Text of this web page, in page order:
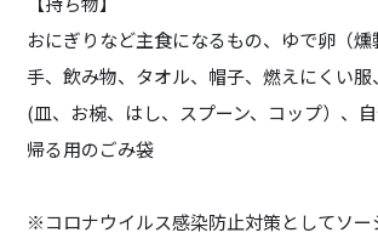
おにぎりなど主食になるもの、ゆで卵（
手、飲み物、タオル、帽子、燃えにくい
(皿、お椀、はし、スプーン、コップ）、
帰る用のごみ袋
※コロナウイルス感染防止対策としてソー